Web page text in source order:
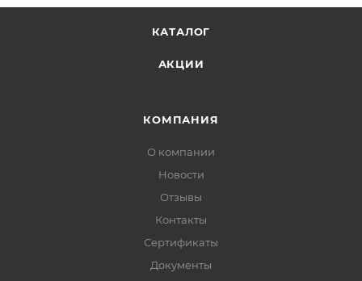
КАТАЛОГ
АКЦИИ
КОМПАНИЯ
О компании
Новости
Отзывы
Контакты
Сертификаты
Документы